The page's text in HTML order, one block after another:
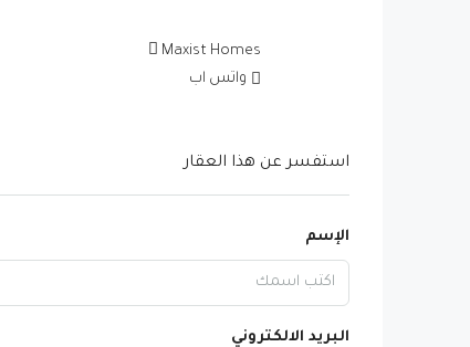
Maxist Homes
واتس اب
استفسر عن هذا العقار
الإسم
البريد الالكتروني